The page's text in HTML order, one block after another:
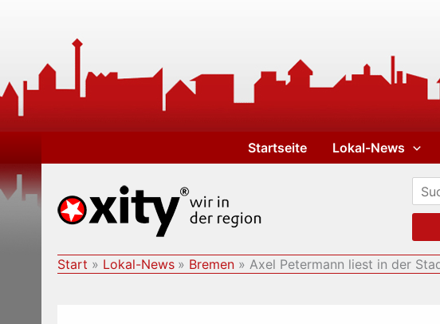
Startseite Lokal-News
Start Lokal-News Bremen Axel Petermann liest in der